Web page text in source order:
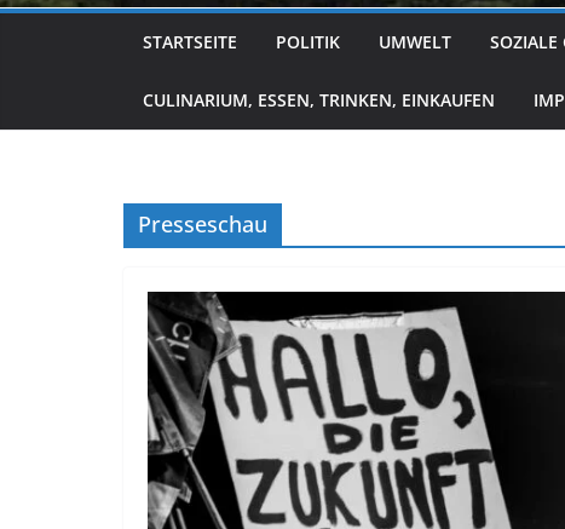
STARTSEITE POLITIK UMWELT SOZIALE
CULINARIUM, ESSEN, TRINKEN, EINKAUFEN
Presseschau